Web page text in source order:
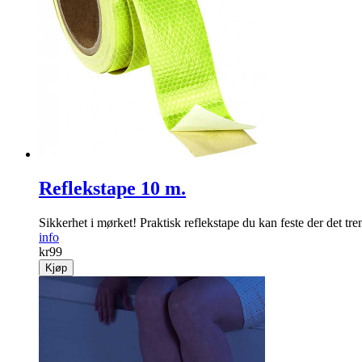
Reflekstape 10 m.
Sikkerhet i mørket! Praktisk reflekstape du kan feste der det
info
kr99
Kjøp